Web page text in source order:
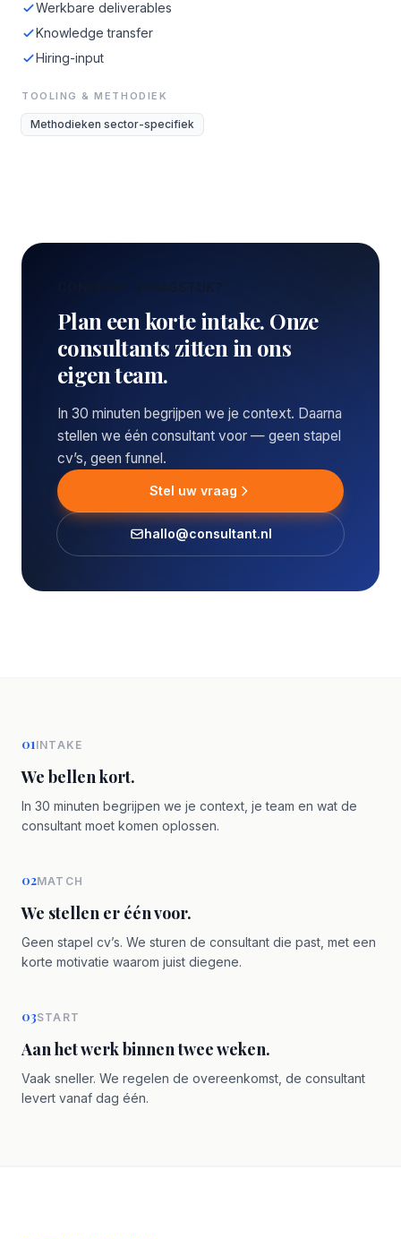
Werkbare deliverables
Knowledge transfer
Hiring-input
TOOLING & METHODIEK
Methodieken sector-specifiek
CONCREET VRAAGSTUK?
Plan een korte intake. Onze
consultants zitten in ons
eigen team.
In 30 minuten begrijpen we je context. Daarna
stellen we één consultant voor — geen stapel
cv’s, geen funnel.
Stel uw vraag
hallo@consultant.nl
01INTAKE
We bellen kort.
In 30 minuten begrijpen we je context, je team en wat de
consultant moet komen oplossen.
02MATCH
We stellen er één voor.
Geen stapel cv’s. We sturen de consultant die past, met een
korte motivatie waarom juist diegene.
03START
Aan het werk binnen twee weken.
Vaak sneller. We regelen de overeenkomst, de consultant
levert vanaf dag één.